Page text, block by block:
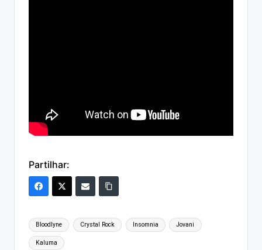
Partilhar:
Tags:
Bloodlyne Crystal Rock Insomnia Jovani
Kaluma